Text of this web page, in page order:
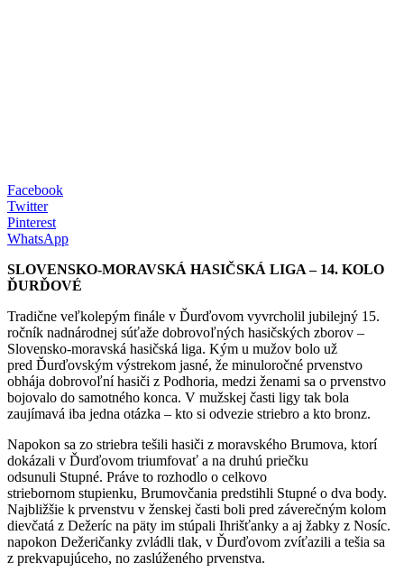
Facebook
Twitter
Pinterest
WhatsApp
SLOVENSKO-MORAVSKÁ HASIČSKÁ LIGA – 14. KOLO
ĎURĎOVÉ
Tradične veľkolepým finále v Ďurďovom vyvrcholil jubilejný 15.
ročník nadnárodnej súťaže dobrovoľných hasičských zborov –
Slovensko-moravská hasičská liga. Kým u mužov bolo už
pred Ďurďovským výstrekom jasné, že minuloročné prvenstvo
obhája dobrovoľní hasiči z Podhoria, medzi ženami sa o prvenstvo
bojovalo do samotného konca. V mužskej časti ligy tak bola
zaujímavá iba jedna otázka – kto si odvezie striebro a kto bronz.
Napokon sa zo striebra tešili hasiči z moravského Brumova, ktorí
dokázali v Ďurďovom triumfovať a na druhú priečku
odsunuli Stupné. Práve to rozhodlo o celkovo
striebornom stupienku, Brumovčania predstihli Stupné o dva body.
Najbližšie k prvenstvu v ženskej časti boli pred záverečným kolom
dievčatá z Dežeríc na päty im stúpali Ihrišťanky a aj žabky z Nosíc.
napokon Dežeričanky zvládli tlak, v Ďurďovom zvíťazili a tešia sa
z prekvapujúceho, no zaslúženého prvenstva.